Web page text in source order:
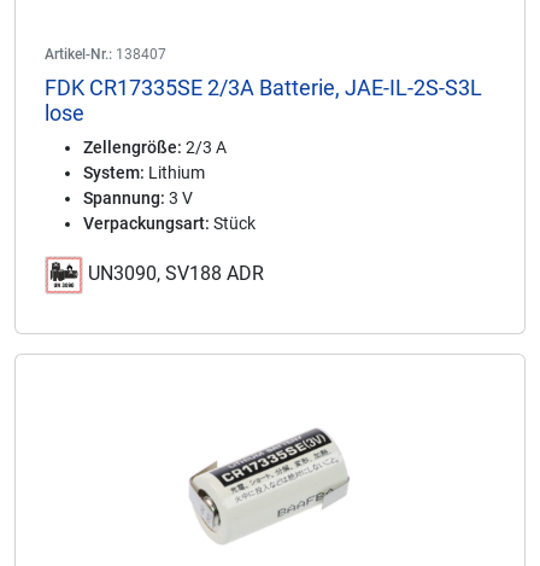
Artikel-Nr.: 138407
FDK CR17335SE 2/3A Batterie, JAE-IL-2S-S3L
lose
Zellengröße: 2/3 A
System: Lithium
Spannung: 3 V
Verpackungsart: Stück
UN3090, SV188 ADR